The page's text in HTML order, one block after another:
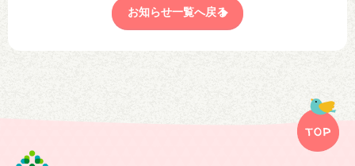
お知らせ一覧へ戻る